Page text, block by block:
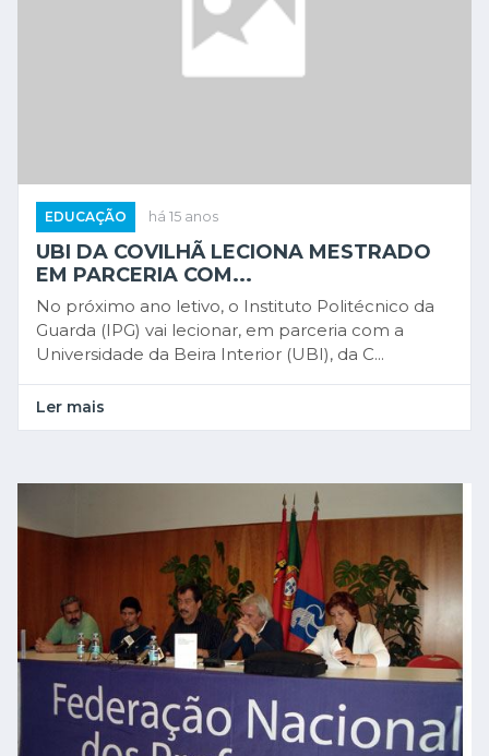
EDUCAÇÃO há 15 anos
UBI DA COVILHÃ LECIONA MESTRADO
EM PARCERIA COM...
No próximo ano letivo, o Instituto Politécnico da
Guarda (IPG) vai lecionar, em parceria com a
Universidade da Beira Interior (UBI), da C...
Ler mais